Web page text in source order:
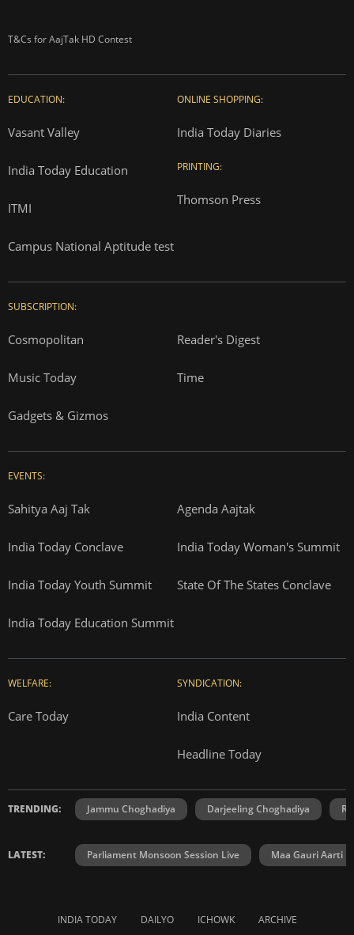
T&Cs for AajTak HD Contest
EDUCATION:
Vasant Valley
India Today Education
ITMI
Campus National Aptitude test
ONLINE SHOPPING:
India Today Diaries
PRINTING:
Thomson Press
SUBSCRIPTION:
Cosmopolitan Reader's Digest
Music Today Time
Gadgets & Gizmos
EVENTS:
Sahitya Aaj Tak Agenda Aajtak
India Today Conclave India Today Woman's Summit
India Today Youth Summit State Of The States Conclave
India Today Education Summit
WELFARE:
Care Today
SYNDICATION:
India Content
Headline Today
TRENDING: Jammu Choghadiya Darjeeling Choghadiya
LATEST: Parliament Monsoon Session Live Maa Gauri Aarti
INDIA TODAY DAILYO ICHOWK ARCHIVE